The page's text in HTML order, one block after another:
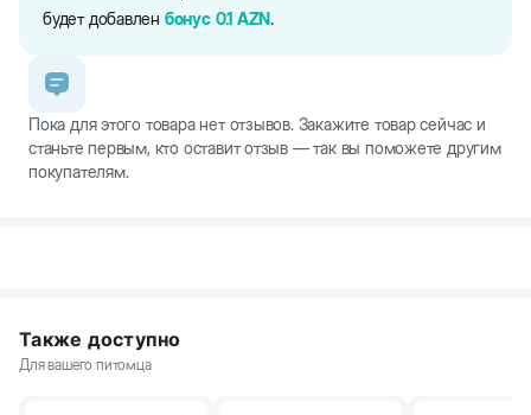
будет добавлен бонус 0.1 AZN.
Пока для этого товара нет отзывов. Закажите товар сейчас и
станьте первым, кто оставит отзыв — так вы поможете другим
покупателям.
Также доступно
Для вашего питомца